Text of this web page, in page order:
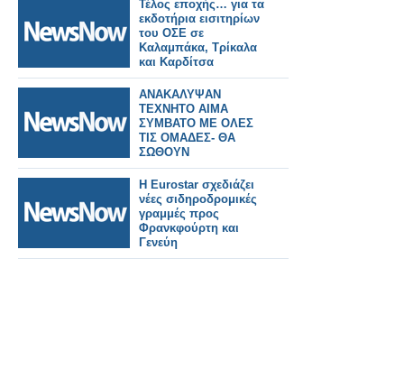
Τέλος εποχής… για τα
εκδοτήρια εισιτηρίων
του ΟΣΕ σε
Καλαμπάκα, Τρίκαλα
και Καρδίτσα
ΑΝΑΚΑΛΥΨΑΝ
ΤΕΧΝΗΤΟ ΑΙΜΑ
ΣΥΜΒΑΤΟ ΜΕ ΟΛΕΣ
ΤΙΣ ΟΜΑΔΕΣ- ΘΑ
ΣΩΘΟΥΝ
ΕΚΑΤΟΜΜΥΡΙΑ ΖΩΕΣ
Η Eurostar σχεδιάζει
νέες σιδηροδρομικές
γραμμές προς
Φρανκφούρτη και
Γενεύη